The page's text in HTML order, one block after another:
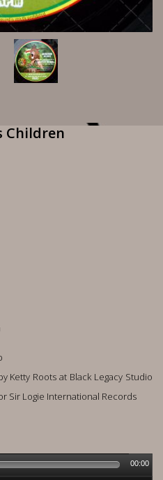
Children
Ketty Roots at Black Legacy Studio
Sir Logie International Records
00:00